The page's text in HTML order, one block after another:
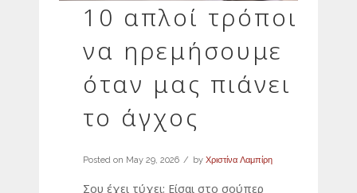
10 απλοί τρόποι
να ηρεμήσουμε
όταν μας πιάνει
το άγχος
Posted on May 29, 2026 by Χριστίνα Λαμπίρη
Σου έχει τύχει; Είσαι στο σούπερ